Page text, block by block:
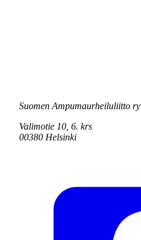
Suomen Ampumaurheiluliitto ry
Valimotie 10, 6. krs
00380 Helsinki